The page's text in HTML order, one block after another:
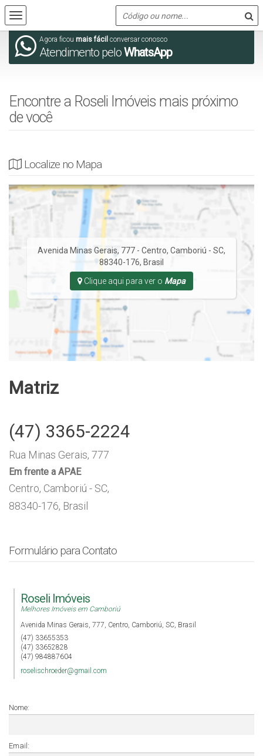
Agora ficou mais fácil conversar conosco
Atendimento peloWhatsApp
Encontre a Roseli Imóveis mais próximo
de você
Localize no Mapa
Avenida Minas Gerais, 777 - Centro, Camboriú - SC,
88340-176, Brasil
Clique aqui para ver o Mapa
Matriz
(47) 3365-2224
Rua Minas Gerais, 777
Em frente a APAE
Centro, Camboriú - SC,
88340-176, Brasil
Formulário para Contato
Roseli Imóveis
Melhores Imóveis em Camboriú
Avenida Minas Gerais, 777, Centro, Camboriú, SC, Brasil
(47) 33655353
(47) 33652828
(47) 984887604
roselischroeder@gmail.com
Nome:
Email: